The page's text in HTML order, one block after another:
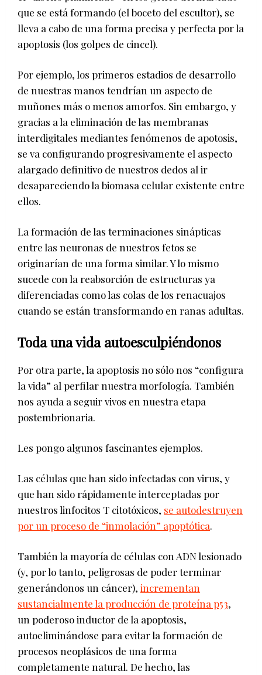
que se está formando (el boceto del escultor), se
lleva a cabo de una forma precisa y perfecta por la
apoptosis (los golpes de cincel).
Por ejemplo, los primeros estadios de desarrollo
de nuestras manos tendrían un aspecto de
muñones más o menos amorfos. Sin embargo, y
gracias a la eliminación de las membranas
interdigitales mediantes fenómenos de apotosis,
se va configurando progresivamente el aspecto
alargado definitivo de nuestros dedos al ir
desapareciendo la biomasa celular existente entre
ellos.
La formación de las terminaciones sinápticas
entre las neuronas de nuestros fetos se
originarían de una forma similar. Y lo mismo
sucede con la reabsorción de estructuras ya
diferenciadas como las colas de los renacuajos
cuando se están transformando en ranas adultas.
Toda una vida autoesculpiéndonos
Por otra parte, la apoptosis no sólo nos “configura
la vida” al perfilar nuestra morfología. También
nos ayuda a seguir vivos en nuestra etapa
postembrionaria.
Les pongo algunos fascinantes ejemplos.
Las células que han sido infectadas con virus, y
que han sido rápidamente interceptadas por
nuestros linfocitos T citotóxicos, se autodestruyen
por un proceso de “inmolación” apoptótica.
También la mayoría de células con ADN lesionado
(y, por lo tanto, peligrosas de poder terminar
generándonos un cáncer), incrementan
sustancialmente la producción de proteína p53,
un poderoso inductor de la apoptosis,
autoeliminándose para evitar la formación de
procesos neoplásicos de una forma
completamente natural. De hecho, las